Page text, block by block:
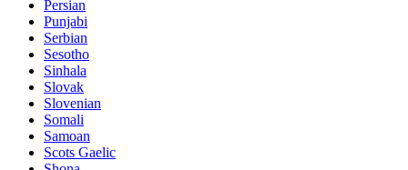
Persian
Punjabi
Serbian
Sesotho
Sinhala
Slovak
Slovenian
Somali
Samoan
Scots Gaelic